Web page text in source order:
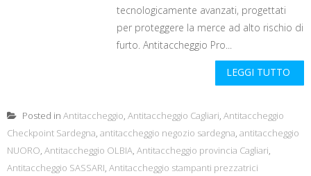
tecnologicamente avanzati, progettati
per proteggere la merce ad alto rischio di
furto. Antitaccheggio Pro...
LEGGI TUTTO
Posted in Antitaccheggio, Antitaccheggio Cagliari, Antitaccheggio
Checkpoint Sardegna, antitaccheggio negozio sardegna, antitaccheggio
NUORO, Antitaccheggio OLBIA, Antitaccheggio provincia Cagliari,
Antitaccheggio SASSARI, Antitaccheggio stampanti prezzatrici